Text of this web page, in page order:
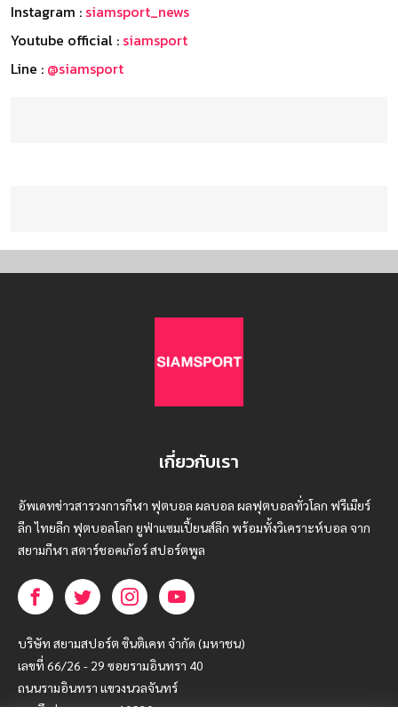
Instagram : siamsport_news
Youtube official : siamsport
Line : @siamsport
เกี่ยวกับเรา
อัพเดทข่าวสารวงการกีฬา ฟุตบอล ผลบอล ผลฟุตบอลทั่วโลก ฟรีเมียร์
ลีก ไทยลีก ฟุตบอลโลก ยูฟ่าแซมเปี้ยนส์ลีก พร้อมทั้งวิเคราะห์บอล จาก
สยามกีฬา สตาร์ชอคเก้อร์ สปอร์ตพูล
บริษัท สยามสปอร์ต ซินติเคท จำกัด (มหาชน)
เลขที่ 66/26 - 29 ซอยรามอินทรา 40
ถนนรามอินทรา แขวงนวลจันทร์
เขตบึงกุ่ม กรุงเทพฯ 10230